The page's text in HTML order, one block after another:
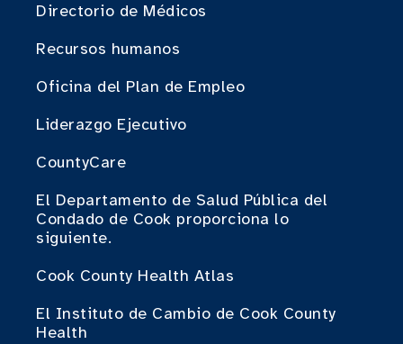
Directorio de Médicos
Recursos humanos
Oficina del Plan de Empleo
Liderazgo Ejecutivo
CountyCare
El Departamento de Salud Pública del
Condado de Cook proporciona lo
siguiente.
Cook County Health Atlas
El Instituto de Cambio de Cook County
Health